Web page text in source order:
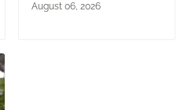
August 06, 2026